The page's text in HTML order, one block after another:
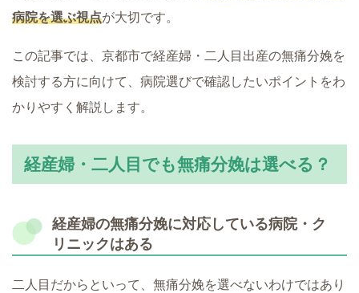
病院を選ぶ視点が大切です。
この記事では、京都市で経産婦・二人目出産の無痛分娩を
検討する方に向けて、病院選びで確認したいポイントをわ
かりやすく解説します。
経産婦・二人目でも無痛分娩は選べる？
経産婦の無痛分娩に対応している病院・ク
リニックはある
二人目だからといって、無痛分娩を選べないわけではあり